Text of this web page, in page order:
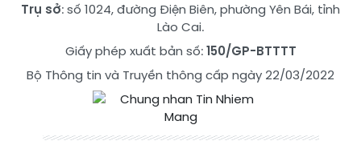
Trụ sở: số 1024, đường Điện Biên, phường Yên Bái, tỉnh
Lào Cai.
Giấy phép xuất bản số:150/GP-BTTTT
Bộ Thông tin và Truyền thông cấp ngày 22/03/2022